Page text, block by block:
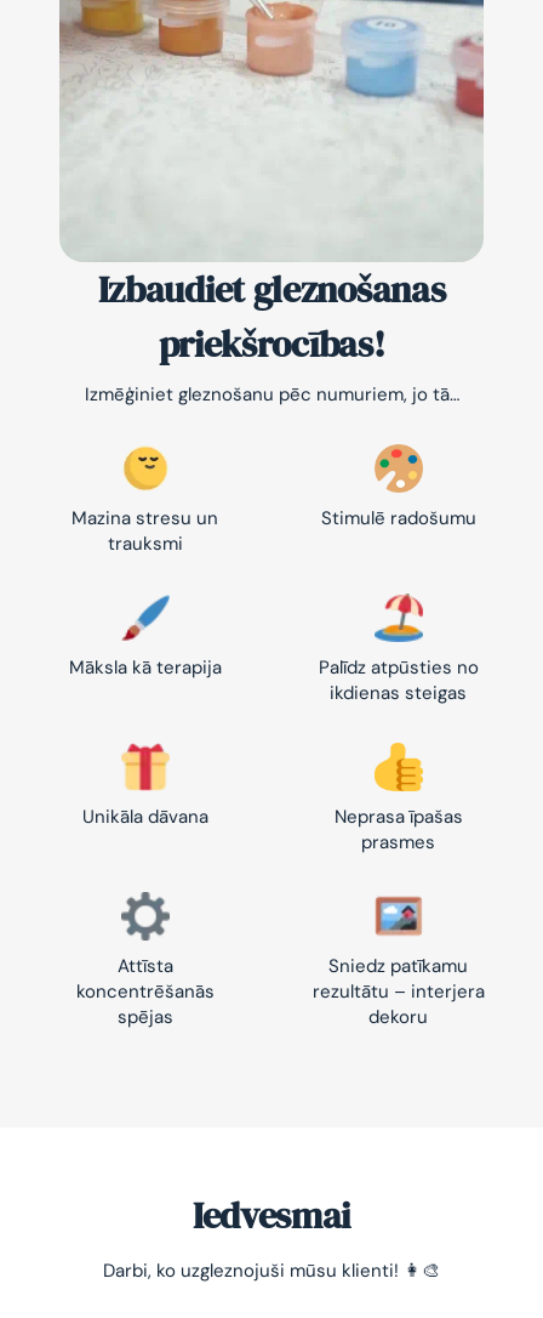
Izbaudiet gleznošanas
priekšrocības!
Izmēģiniet gleznošanu pēc numuriem, jo tā…
Mazina stresu un
trauksmi
Stimulē radošumu
Māksla kā terapija
Palīdz atpūsties no
ikdienas steigas
Unikāla dāvana
Neprasa īpašas
prasmes
Attīsta
koncentrēšanās
spējas
Sniedz patīkamu
rezultātu – interjera
dekoru
Iedvesmai
Darbi, ko uzgleznojuši mūsu klienti! 👩‍🎨
-10% pirmajam pasūtījumam
Vienkāršs veids, kā atslābināties un nomierināt